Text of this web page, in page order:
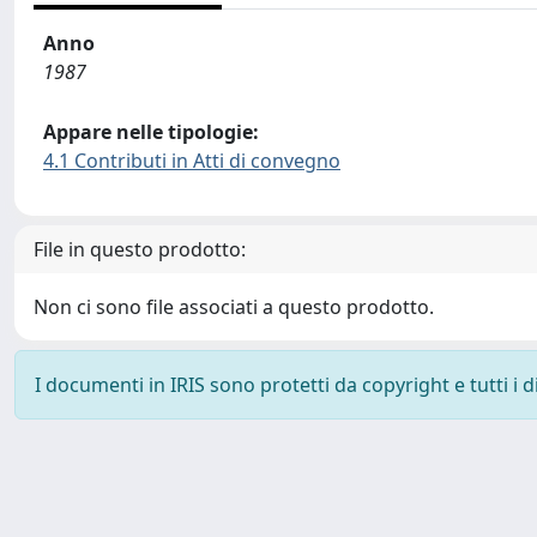
Anno
1987
Appare nelle tipologie:
4.1 Contributi in Atti di convegno
File in questo prodotto:
Non ci sono file associati a questo prodotto.
I documenti in IRIS sono protetti da copyright e tutti i